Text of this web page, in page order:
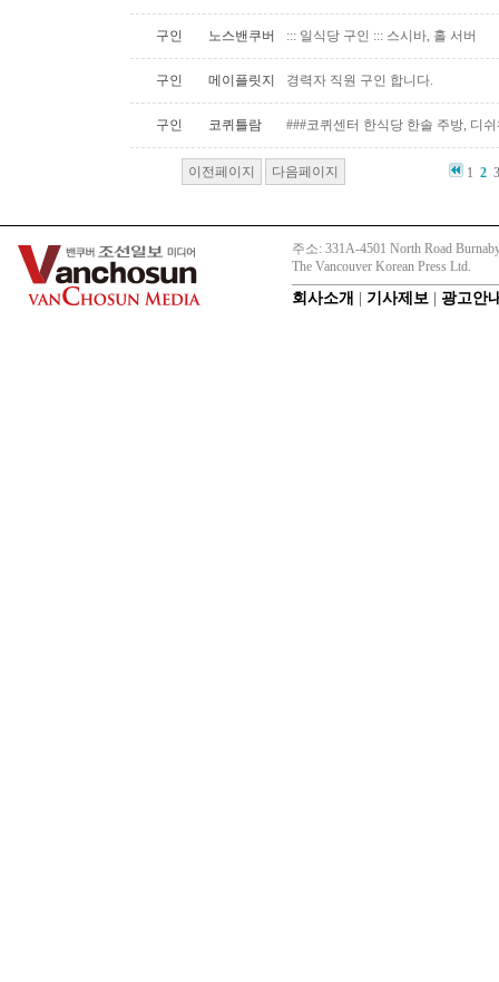
구인 노스밴쿠버 ::: 일식당 구인 ::: 스시바, 홀 서버
구인 메이플릿지 경력자 직원 구인 합니다.
구인 코퀴틀람 ###코퀴센터 한식당 한솔 주방, 디
이전페이지 다음페이지 1 2
주소: 331A-4501 North Road
The Vancouver Korean Press Ltd.
회사소개 기사제보 광고안